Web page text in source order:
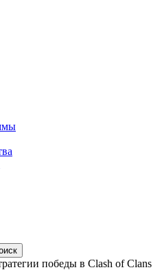
победы в Clash of Clans